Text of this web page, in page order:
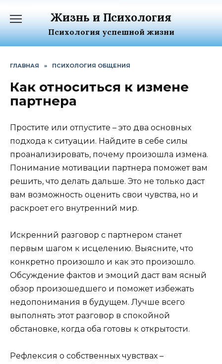
содержанию
Жизнь и Психология
Психология успешной жизни
ГЛАВНАЯ » ПСИХОЛОГИЯ ОБЩЕНИЯ
Как относиться к измене
партнера
Простите или отпустите – это два основных
подхода к ситуации. Найдите в себе силы
проанализировать, почему произошла измена.
Понимание мотивации партнера поможет вам
решить, что делать дальше. Это не только даст
вам возможность оценить свои чувства, но и
раскроет его внутренний мир.
Искренний разговор с партнером станет
первым шагом к исцелению. Выясните, что
конкретно произошло и как это произошло.
Обсуждение фактов и эмоций даст вам ясный
обзор произошедшего и поможет избежать
недопонимания в будущем. Лучше всего
выполнять этот разговор в спокойной
обстановке, когда оба готовы к открытости.
Рефлексия о собственных чувствах –